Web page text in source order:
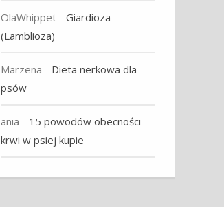
OlaWhippet -Giardioza
(Lamblioza)
Marzena - Dieta nerkowa dla
psów
ania - 15 powodów obecności
krwi w psiej kupie